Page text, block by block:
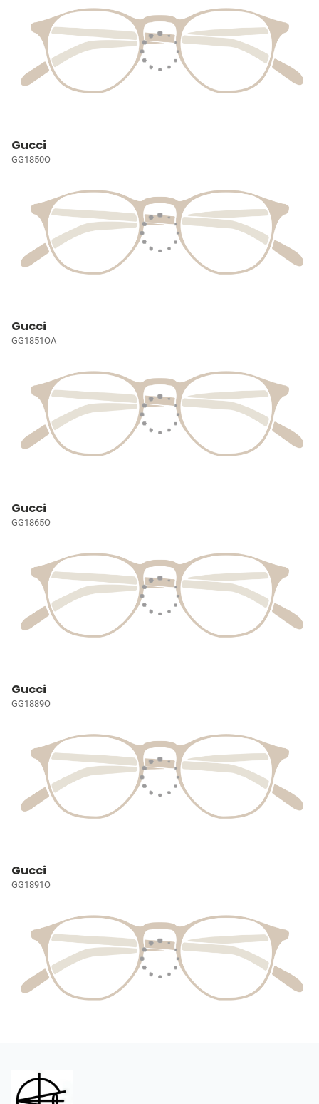
Gucci
GG1850O
Gucci
GG1851OA
Gucci
GG1865O
Gucci
GG1889O
Gucci
GG1891O